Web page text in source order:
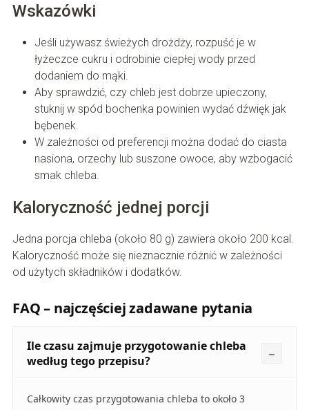
Wskazówki
Jeśli używasz świeżych drożdży, rozpuść je w
łyżeczce cukru i odrobinie ciepłej wody przed
dodaniem do mąki.
Aby sprawdzić, czy chleb jest dobrze upieczony,
stuknij w spód bochenka powinien wydać dźwięk jak
bębenek.
W zależności od preferencji można dodać do ciasta
nasiona, orzechy lub suszone owoce, aby wzbogacić
smak chleba.
Kaloryczność jednej porcji
Jedna porcja chleba (około 80 g) zawiera około 200 kcal.
Kaloryczność może się nieznacznie różnić w zależności
od użytych składników i dodatków.
FAQ – najczęściej zadawane pytania
Ile czasu zajmuje przygotowanie chleba
według tego przepisu?
Całkowity czas przygotowania chleba to około 3